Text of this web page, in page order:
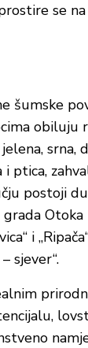
se
šumske
obiluju
srna,
i ptica,
postoji
Otoka
i
sjever“.